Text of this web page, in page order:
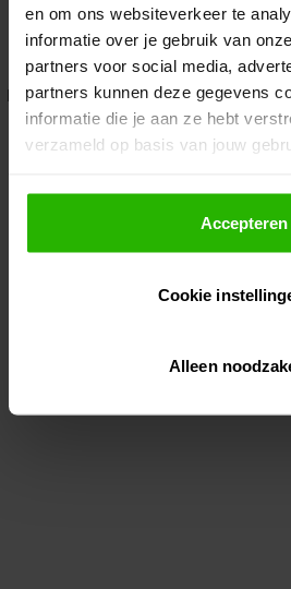
en om ons websiteverkeer te
informatie over je gebruik van
partners voor social media,
partners kunnen deze gegevens
informatie die je aan ze hebt
verzameld op basis van jouw
Als je op "Accepteer" klikt, dan
toestemming om cookies voor
gepersonaliseerde advertenties te
Lees hier meer over in ons
Via "Cookie instellingen" kun je
Accepteren
Cookie
Alleen
Application error: a client-side
loadingwww.voordeeluitjes.nl (see
information).